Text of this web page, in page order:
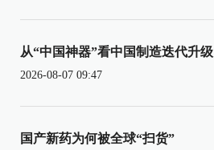
从“中国神器”看中国制造迭代升级
2026-08-07 09:47
国产新药为何被全球“扫货”